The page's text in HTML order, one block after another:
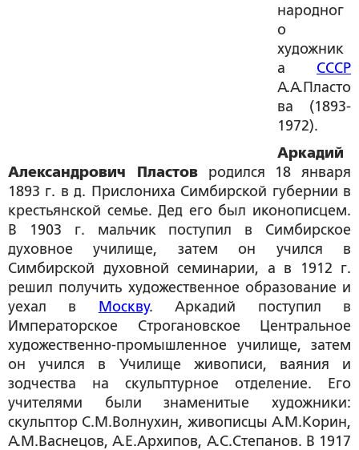
народног
о
художник
а СССР
А.А.Пласто
ва (1893-
1972).
Аркадий
Александрович Пластовродился 18 января
1893 г. в д. Прислониха Симбирской губернии в
крестьянской семье. Дед его был иконописцем.
В 1903 г. мальчик поступил в Симбирское
духовное училище, затем он учился в
Симбирской духовной семинарии, а в 1912 г.
решил получить художественное образование и
уехал в Москву. Аркадий поступил в
Императорское Строгановское Центральное
художественно-промышленное училище, затем
он учился в Училище живописи, ваяния и
зодчества на скульптурное отделение. Его
учителями были знаменитые художники:
скульптор С.М.Волнухин, живописцы А.М.Корин,
А.М.Васнецов, А.Е.Архипов, А.С.Степанов. В 1917